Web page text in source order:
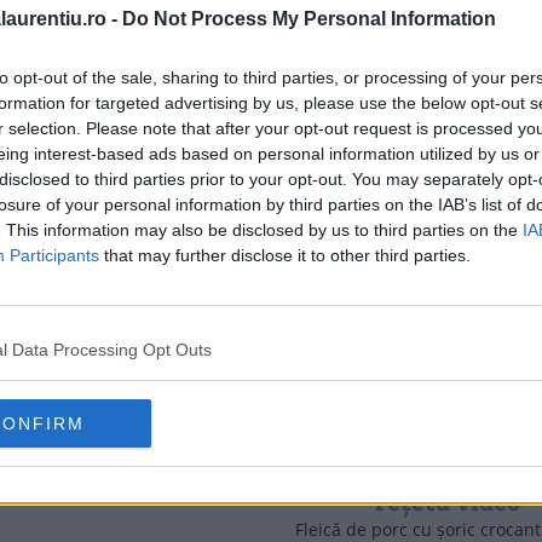
- Do Not Process My Personal Information
opt-out of the sale, sharing to third parties, or processing of your
for targeted advertising by us, please use the below opt-out
selection. Please note that after your opt-out request is processed
interest-based ads based on personal information utilized by us
to third parties prior to your opt-out. You may separately
of your personal information by third parties on the IAB’s list of
This information may also be disclosed by us to third parties on the
Participants that may further disclose it to other third parties.
Data Processing Opt Outs
airfryer!
moare de varză + 2
airfryer Cosori Dual Blaze,
natur – totul într-
o oală!
de porc cu legume +
de cartofi natur – totul într-o
încercat încă să gătiți prin …
crocant – la air
rețetă video
Fleică de porc cu șoric